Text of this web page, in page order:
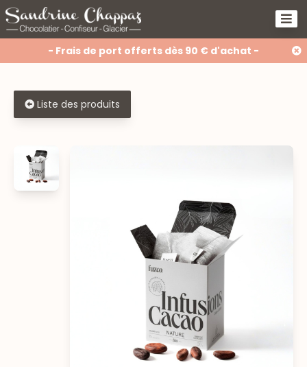
- Frais de port offerts dès 90 € d'achat -
Liste des produits